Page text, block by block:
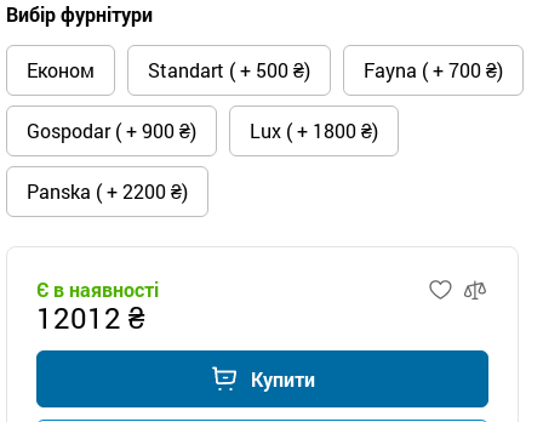
Вибір фурнітури
Економ Standart ( + 500 ₴) Fayna ( + 700 ₴)
Gospodar ( + 900 ₴) Lux ( + 1800 ₴)
Panska ( + 2200 ₴)
Є в наявності
12012 ₴
Купити